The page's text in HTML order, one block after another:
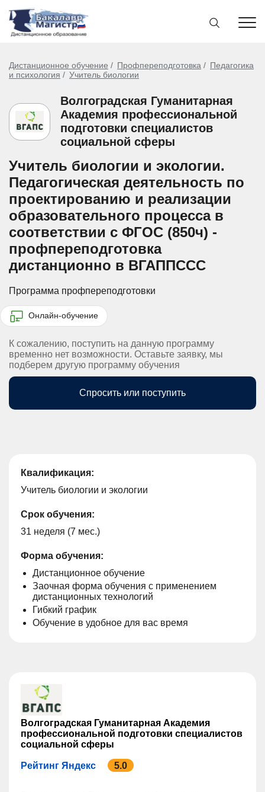
Дистанционное обучение Профпереподготовка
Педагогика
и психология
Учитель биологии
Волгоградская Гуманитарная
Академия профессиональной
подготовки специалистов
социальной сферы
Учитель биологии и экологии.
Педагогическая деятельность по
проектированию и реализации
образовательного процесса в
соответствии с ФГОС (850ч) -
профпереподготовка
дистанционно в ВГАППССС
Программа профпереподготовки
Онлайн-обучение
К сожалению, поступить на данную программу
временно нет возможности. Оставьте заявку, мы
подберем другую программу обучения
Спросить или поступить
Квалификация:
Учитель биологии и экологии
Срок обучения:
31 неделя (7 мес.)
Форма обучения:
Дистанционное обучение
Заочная форма обучения с применением
дистанционных технологий
Гибкий график
Обучение в удобное для вас время
Волгоградская Гуманитарная Академия
профессиональной подготовки специалистов
социальной сферы
Рейтинг Яндекс 5.0